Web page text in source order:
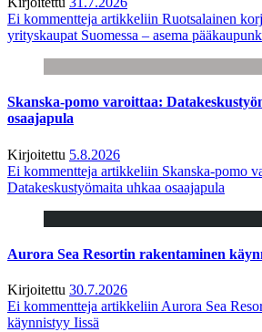
Ei kommentteja artikkeliin Ruotsalainen
yrityskaupat Suomessa – asema
Skanska-pomo varoittaa:
osaajapula
Kirjoitettu 5.8.2026
Ei kommentteja artikkeliin Skanska-pomo
Datakeskustyömaita uhkaa osaajapula
Aurora Sea Resortin rakentaminen
Kirjoitettu 30.7.2026
Ei kommentteja artikkeliin Aurora Sea
käynnistyy Iissä